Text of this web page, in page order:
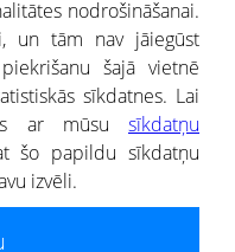
uzņēmumiem
nodrošināšanai.
un tām nav jāiegūst
šajā vietnē
sīkdatnes. Lai
ar mūsu sīkdatņu
šo papildu sīkdatņu
izvēli.